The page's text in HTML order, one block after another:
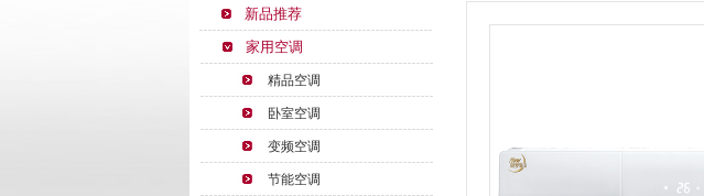
新品推荐
家用空调
精品空调
卧室空调
变频空调
节能空调